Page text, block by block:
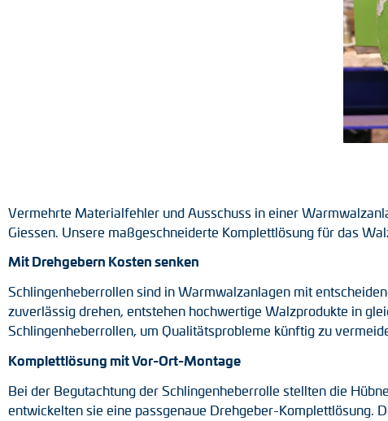
Tacho-Generatoren
Vermehrte Materialfehler und Ausschuss in einer
Giessen. Unsere maßgeschneiderte Komplettlösung für das
Mit Drehgebern Kosten senken
Schlingenheberrollen sind in Warmwalzanlagen mit
zuverlässig drehen, entstehen hochwertige Walzprodukte in
Schlingenheberrollen, um Qualitätsprobleme künftig zu
Komplettlösung mit Vor-Ort-Montage
Bei der Begutachtung der Schlingenheberrolle stellten die
entwickelten sie eine passgenaue Drehgeber-Komplettlösung.